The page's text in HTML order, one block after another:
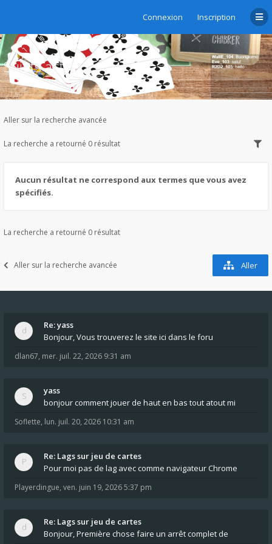
Connexion Inscription
Sujets actifs
Aller sur la recherche avancée
La recherche a retourné 0 résultat
Aucun résultat ne correspond aux termes que vous avez
spécifiés.
La recherche a retourné 0 résultat
Aller sur la recherche avancée Aller
Re: yass
Bonjour, Vous trouverez le site ici dans le foru
dlan67, mer. juil. 22, 2026 9:31 am
yass
bonjour comment jouer de haut en bas tout atout mi
Soflette, lun. juil. 20, 2026 10:31 am
Re: Lags sur jeu de cartes
Pour moi pas de lag avec comme navigateur Chrome
Playerdingue, ven. juin 19, 2026 5:37 pm
Re: Lags sur jeu de cartes
Bonjour, Première chose faire un arrêt complet de